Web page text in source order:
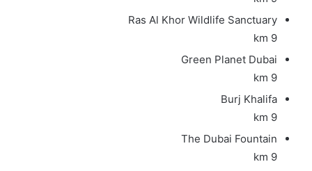
Ras Al Khor Wildlife Sanctuary
9 km
Green Planet Dubai
9 km
Burj Khalifa
9 km
The Dubai Fountain
9 km